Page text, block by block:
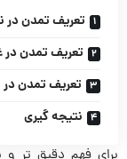
تعریف تمدن در
تعریف تمدن
تعریف تمدن در
نتیجه گیری